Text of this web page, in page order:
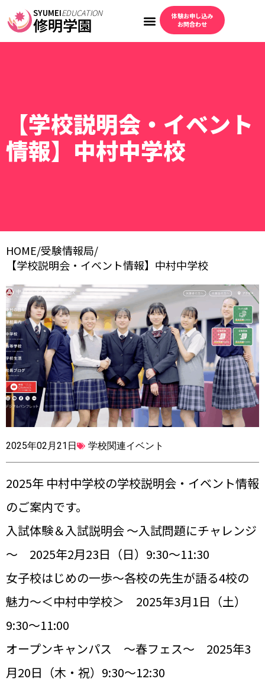
SYUMEIEDUCATION
修明学園
体験お申し込み
お問合わせ
【学校説明会・イベント
情報】中村中学校
HOME/受験情報局/
【学校説明会・イベント情報】中村中学校
2025年02月21日 学校関連イベント
2025年 中村中学校の学校説明会・イベント情報
のご案内です。
入試体験＆入試説明会 ～入試問題にチャレンジ
～ 2025年2月23日（日）9:30～11:30
女子校はじめの一歩～各校の先生が語る4校の
魅力～＜中村中学校＞ 2025年3月1日（土）
9:30～11:00
オープンキャンパス ～春フェス～ 2025年3
月20日（木・祝）9:30～12:30